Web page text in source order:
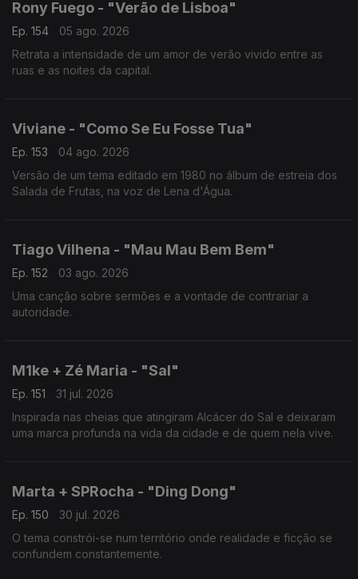
Rony Fuego - "Verão de Lisboa"
Ep. 154
05 ago. 2026
Retrata a intensidade de um amor de verão vivido entre as
ruas e as noites da capital.
Viviane - "Como Se Eu Fosse Tua"
Ep. 153
04 ago. 2026
Versão de um tema editado em 1980 no álbum de estreia dos
Salada de Frutas, na voz de Lena d'Água.
Tiago Vilhena - "Mau Mau Bem Bem"
Ep. 152
03 ago. 2026
Uma canção sobre sermões e a vontade de contrariar a
autoridade.
M1ke + Zé Maria - "Sal"
Ep. 151
31 jul. 2026
Inspirada nas cheias que atingiram Alcácer do Sal e deixaram
uma marca profunda na vida da cidade e de quem nela vive.
Marta + SPRocha - "Ding Dong"
Ep. 150
30 jul. 2026
O tema constrói-se num território onde realidade e ficção se
confundem constantemente.